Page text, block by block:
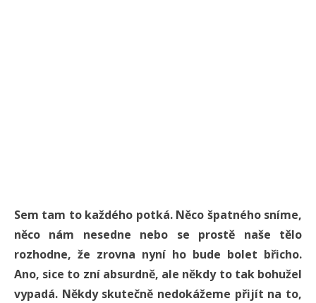
Sem tam to každého potká. Něco špatného sníme,
něco nám nesedne nebo se prostě naše tělo
rozhodne, že zrovna nyní ho bude bolet břicho.
Ano, sice to zní absurdně, ale někdy to tak bohužel
vypadá. Někdy skutečně nedokážeme přijít na to,